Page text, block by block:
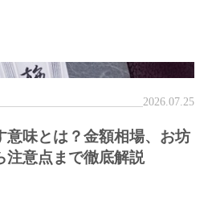
2026.07.25
意味とは？金額相場、お坊
注意点まで徹底解説